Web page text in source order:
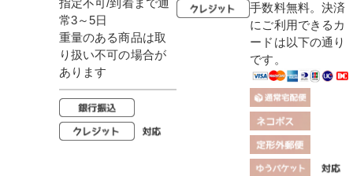
指定不可/到着まで通
常3～5日
重量のある商品は取
り扱い不可の場合が
あります
手数料無料。決済
にご利用できるカ
ードは以下の通り
です。